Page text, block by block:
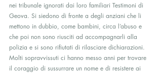
nei tribunale ignorati dai loro familiari Testimoni di
Geova. Si siedono di fronte a degli anziani che li
mettono in dubbio, come bambini, circa l’abuso e
che poi non sono riusciti ad accompagnarli alla
polizia e si sono rifiutati di rilasciare dichiarazioni.
Molti sopravvissuti ci hanno messo anni per trovare
il coraggio di sussurrare un nome e di resistere ai